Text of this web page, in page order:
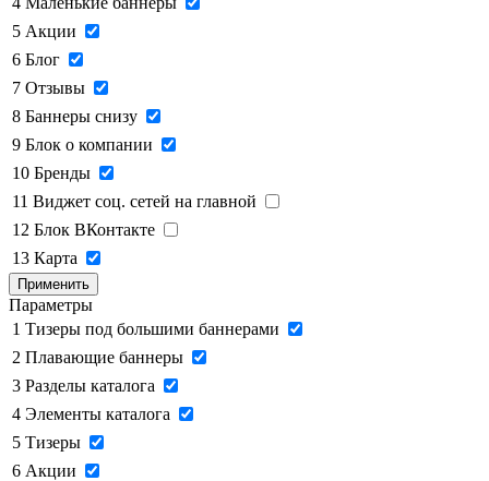
5 Акции
6 Блог
7 Отзывы
8 Баннеры снизу
9 Блок о компании
10 Бренды
11 Виджет соц. сетей на главной
12 Блок ВКонтакте
13 Карта
Применить
Параметры
1 Тизеры под большими баннерами
2 Плавающие баннеры
3 Разделы каталога
4 Элементы каталога
5 Тизеры
6 Акции